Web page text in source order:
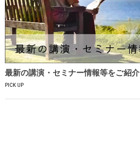
最新の講演・セミナー情報等をご紹介
PICK UP